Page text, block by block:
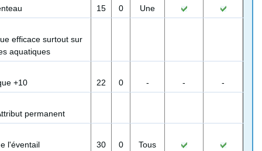
15 0 Une
efficace surtout sur
aquatiques
+10 22 0 - - -
permanent
l'éventail 30 0 Tous